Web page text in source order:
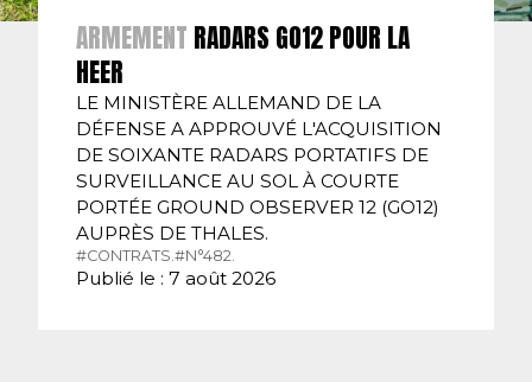
ARMEMENT RADARS GO12 POUR LA
HEER
LE MINISTÈRE ALLEMAND DE LA
DÉFENSE A APPROUVÉ L'ACQUISITION
DE SOIXANTE RADARS PORTATIFS DE
SURVEILLANCE AU SOL À COURTE
PORTÉE GROUND OBSERVER 12 (GO12)
AUPRÈS DE THALES.
#CONTRATS. #N°482.
Publié le : 7 août 2026